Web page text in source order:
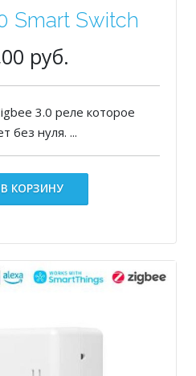
Smart Switch
руб.
3.0 реле которое
без нуля. ...